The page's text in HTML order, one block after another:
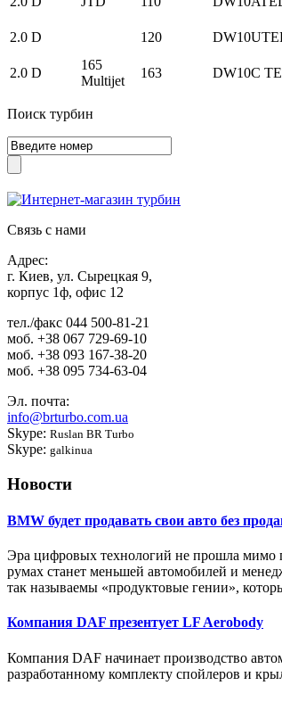
2.0 D
120
2.0 D
165
Multijet
163 DW10C
Поиск турбин
Связь с нами
Адрес:
г. Киев, ул. Сырецкая 9,
корпус 1ф, офис 12
тел./факс 044 500-81-21
моб. +38 067 729-69-10
моб. +38 093 167-38-20
моб. +38 095 734-63-04
Эл. почта:
info@brturbo.com.ua
Skype: Ruslan BR Turbo
Skype: galkinua
Новости
BMW будет продавать свои авто без
Эра цифровых технологий не прошла мимо
румах станет меньшей автомобилей и
так называемы «продуктовые гении»,
Компания DAF презентует LF Aerobody
Компания DAF начинает производство
разработанному комплекту спойлеров и